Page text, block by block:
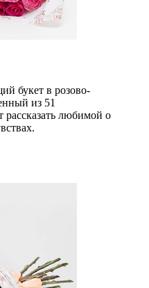
букет в розово-
из 51
рассказать любимой о